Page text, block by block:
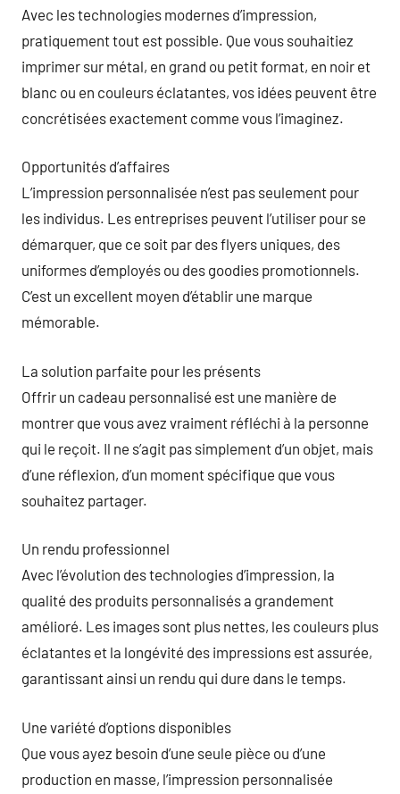
Avec les technologies modernes d’impression,
pratiquement tout est possible. Que vous souhaitiez
imprimer sur métal, en grand ou petit format, en noir et
blanc ou en couleurs éclatantes, vos idées peuvent être
concrétisées exactement comme vous l’imaginez.
Opportunités d’affaires
L’impression personnalisée n’est pas seulement pour
les individus. Les entreprises peuvent l’utiliser pour se
démarquer, que ce soit par des flyers uniques, des
uniformes d’employés ou des goodies promotionnels.
C’est un excellent moyen d’établir une marque
mémorable.
La solution parfaite pour les présents
Offrir un cadeau personnalisé est une manière de
montrer que vous avez vraiment réfléchi à la personne
qui le reçoit. Il ne s’agit pas simplement d’un objet, mais
d’une réflexion, d’un moment spécifique que vous
souhaitez partager.
Un rendu professionnel
Avec l’évolution des technologies d’impression, la
qualité des produits personnalisés a grandement
amélioré. Les images sont plus nettes, les couleurs plus
éclatantes et la longévité des impressions est assurée,
garantissant ainsi un rendu qui dure dans le temps.
Une variété d’options disponibles
Que vous ayez besoin d’une seule pièce ou d’une
production en masse, l’impression personnalisée